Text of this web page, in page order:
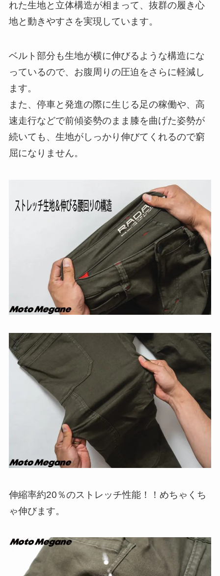
れた生地と立体構造が相まって、抜群の履き心
地と動きやすさを実現しています。
ベルト部分も生地が横に伸びるような構造にな
っているので、お腹周りの圧迫をさらに軽減し
ます。
また、停車と発進の際に生じる足の稼働や、高
速走行などで前傾姿勢のまま膝を曲げた姿勢が
続いても、生地がしっかり伸びてくれるので窮
屈になりません。
伸縮率約20％のストレッチ性能！！めちゃくち
ゃ伸びます。